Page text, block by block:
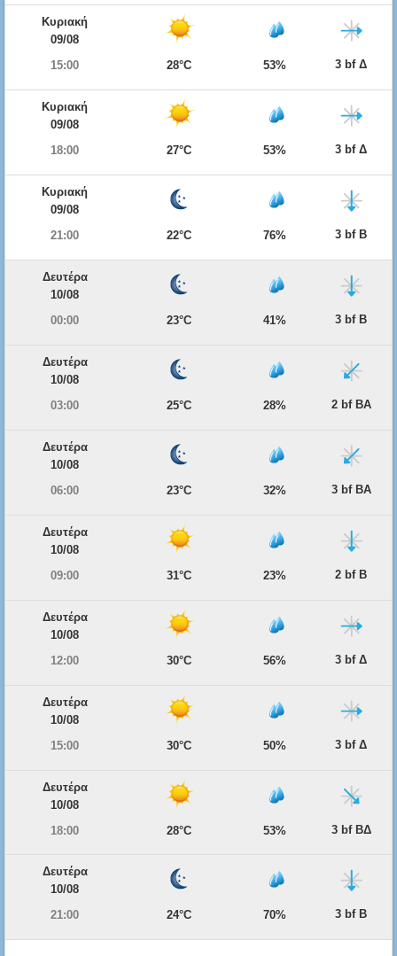
Κυριακή
09/08
15:00
28°C 53% 3 bf Δ
Κυριακή
09/08
18:00
27°C 53% 3 bf Δ
Κυριακή
09/08
21:00
22°C 76% 3 bf Β
Δευτέρα
10/08
00:00
23°C 41% 3 bf Β
Δευτέρα
10/08
03:00
25°C 28% 2 bf ΒΑ
Δευτέρα
10/08
06:00
23°C 32% 3 bf ΒΑ
Δευτέρα
10/08
09:00
31°C 23% 2 bf Β
Δευτέρα
10/08
12:00
30°C 56% 3 bf Δ
Δευτέρα
10/08
15:00
30°C 50% 3 bf Δ
Δευτέρα
10/08
18:00
28°C 53% 3 bf ΒΔ
Δευτέρα
10/08
21:00
24°C 70% 3 bf Β